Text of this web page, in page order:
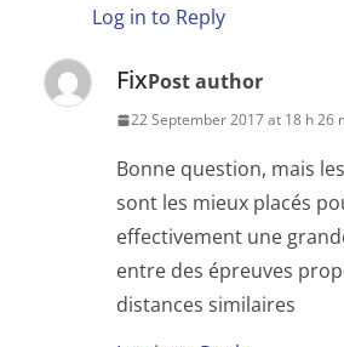
Log in to Reply
FixPost author
22 September 2017 at 18 h 26
Bonne question, mais
sont les mieux placés
effectivement une
entre des épreuves
distances similaires